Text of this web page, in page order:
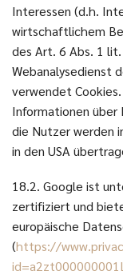
Interessen (d.h.
wirtschaftlichem
des Art. 6 Abs. 1 lit.
Webanalysedienst
verwendet
Informationen über
die Nutzer werden
in den USA
18.2. Google ist
zertifiziert und
europäische
(https://